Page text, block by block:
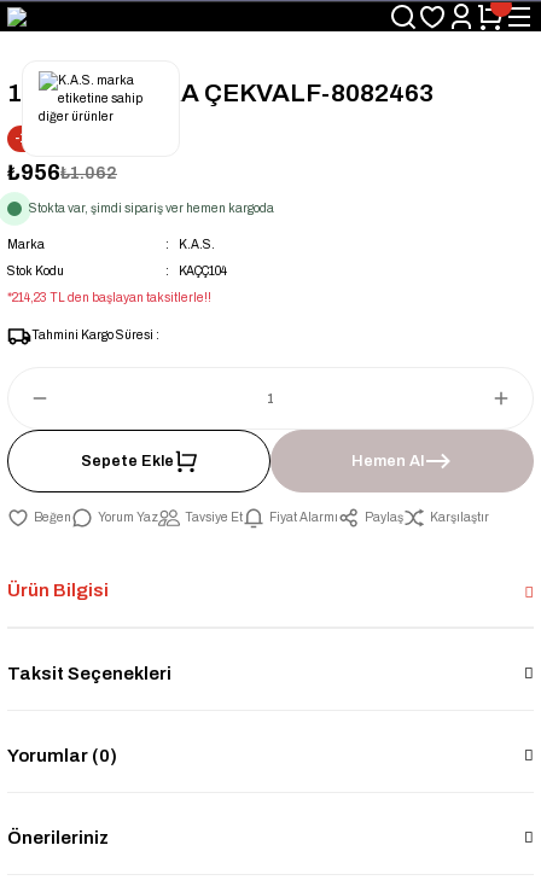
Üyelerimize Özel "uye2026" Koduyla Sepette Ekstra %3 İndirim
KAZAN-KASKAD İÇİN TEK ADRES
11/4'' ÇALPARA ÇEKVALF-8082463
-10% İNDİRİM
₺956₺1.062
Stokta var, şimdi sipariş ver hemen kargoda
Marka
K.A.S.
Stok Kodu
KAÇÇ104
*214,23 TL den başlayan taksitlerle!!
Tahmini Kargo Süresi :
Sepete Ekle Hemen Al
Yorum Yaz Tavsiye Et Fiyat Alarmı Paylaş Karşılaştır
Ürün Bilgisi
Taksit Seçenekleri
Yorumlar (0)
Önerileriniz